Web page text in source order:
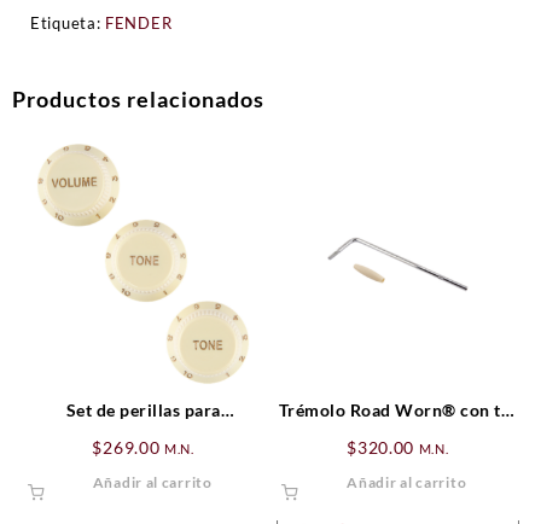
Etiqueta: FENDER
Productos relacionados
Set de perillas para
$269.00 M.N.
Añadir al carrito
Trémolo Road Worn® con tip
$320.00 M.N.
Añadir al carrito